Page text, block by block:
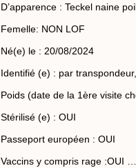
D’apparence : Teckel naine
Femelle: NON LOF
Né(e) le : 20/08/2024
Identifié (e) : par
Poids (date de la 1ère visite
Stérilisé (e) : OUI
Passeport européen : OUI
Vaccins y compris rage :OUI ….